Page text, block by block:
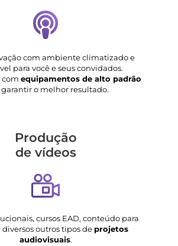
com ambiente climatizado e
para você e seus convidados.
com equipamentos de alto padrão
garantir o melhor resultado.
Produção
de vídeos
cursos EAD, conteúdo para
outros tipos de projetos
audiovisuais.